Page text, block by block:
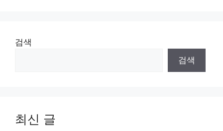
검색
검색
최신 글